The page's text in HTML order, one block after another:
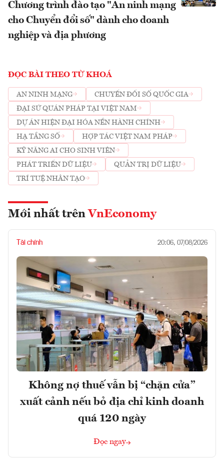
Chương trình đào tạo "An ninh mạng
cho Chuyển đổi số" dành cho doanh
nghiệp và địa phương
ĐỌC BÀI THEO TỪ KHOÁ
AN NINH MẠNG
CHUYỂN ĐỔI SỐ QUỐC GIA
ĐẠI SỨ QUÁN PHÁP TẠI VIỆT NAM
DỰ ÁN HIỆN ĐẠI HÓA NỀN HÀNH CHÍNH
HẠ TẦNG SỐ
HỢP TÁC VIỆT NAM PHÁP
KỸ NĂNG AI CHO SINH VIÊN
PHÁT TRIỂN DỮ LIỆU
QUẢN TRỊ DỮ LIỆU
TRÍ TUỆ NHÂN TẠO
Mới nhất trên VnEconomy
Tài chính 20:06, 07/08/2026
Không nợ thuế vẫn bị “chặn cửa”
xuất cảnh nếu bỏ địa chỉ kinh doanh
quá 120 ngày
Đọc ngay